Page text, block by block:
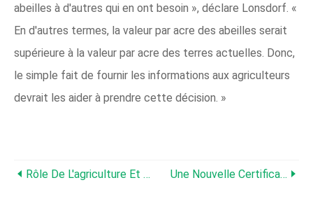
abeilles à d'autres qui en ont besoin », déclare Lonsdorf. «
En d'autres termes, la valeur par acre des abeilles serait
supérieure à la valeur par acre des terres actuelles. Donc,
le simple fait de fournir les informations aux agriculteurs
devrait les aider à prendre cette décision. »
Rôle De L'agriculture Et De La Biotechnologie Pour Éliminer Le Smog Une Nouvelle Certification Biologique Aidera Les Acheteurs À Choisir Des Produits Durables